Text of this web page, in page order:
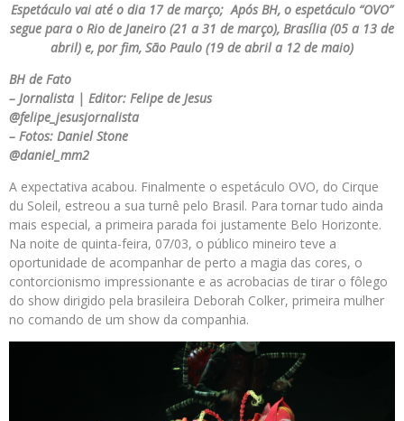
Espetáculo vai até o dia 17 de março; Após BH, o espetáculo “OVO”
segue para o Rio de Janeiro (21 a 31 de março), Brasília (05 a 13 de
abril) e, por fim, São Paulo (19 de abril a 12 de maio)
BH de Fato
– Jornalista | Editor: Felipe de Jesus
@felipe_jesusjornalista
– Fotos: Daniel Stone
@daniel_mm2
A expectativa acabou. Finalmente o espetáculo OVO, do Cirque
du Soleil, estreou a sua turnê pelo Brasil. Para tornar tudo ainda
mais especial, a primeira parada foi justamente Belo Horizonte.
Na noite de quinta-feira, 07/03, o público mineiro teve a
oportunidade de acompanhar de perto a magia das cores, o
contorcionismo impressionante e as acrobacias de tirar o fôlego
do show dirigido pela brasileira Deborah Colker, primeira mulher
no comando de um show da companhia.